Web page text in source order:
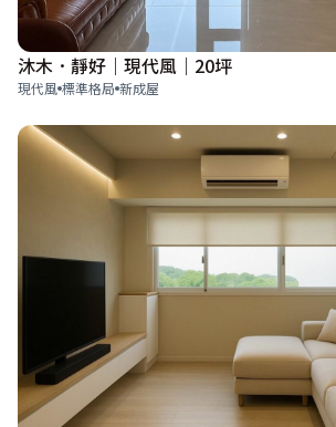
沐木．靜好｜現代風｜20坪
現代風 標準格局 新成屋